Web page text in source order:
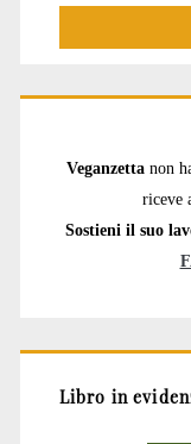
Veganzetta non
riceve
Sostieni il suo
Libro in